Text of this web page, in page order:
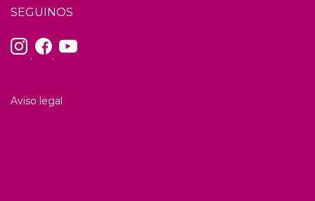
SEGUINOS
. .
Aviso legal